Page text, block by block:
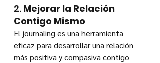
2. Mejorar la Relación
Contigo Mismo
El journaling es una herramienta
eficaz para desarrollar una relación
más positiva y compasiva contigo